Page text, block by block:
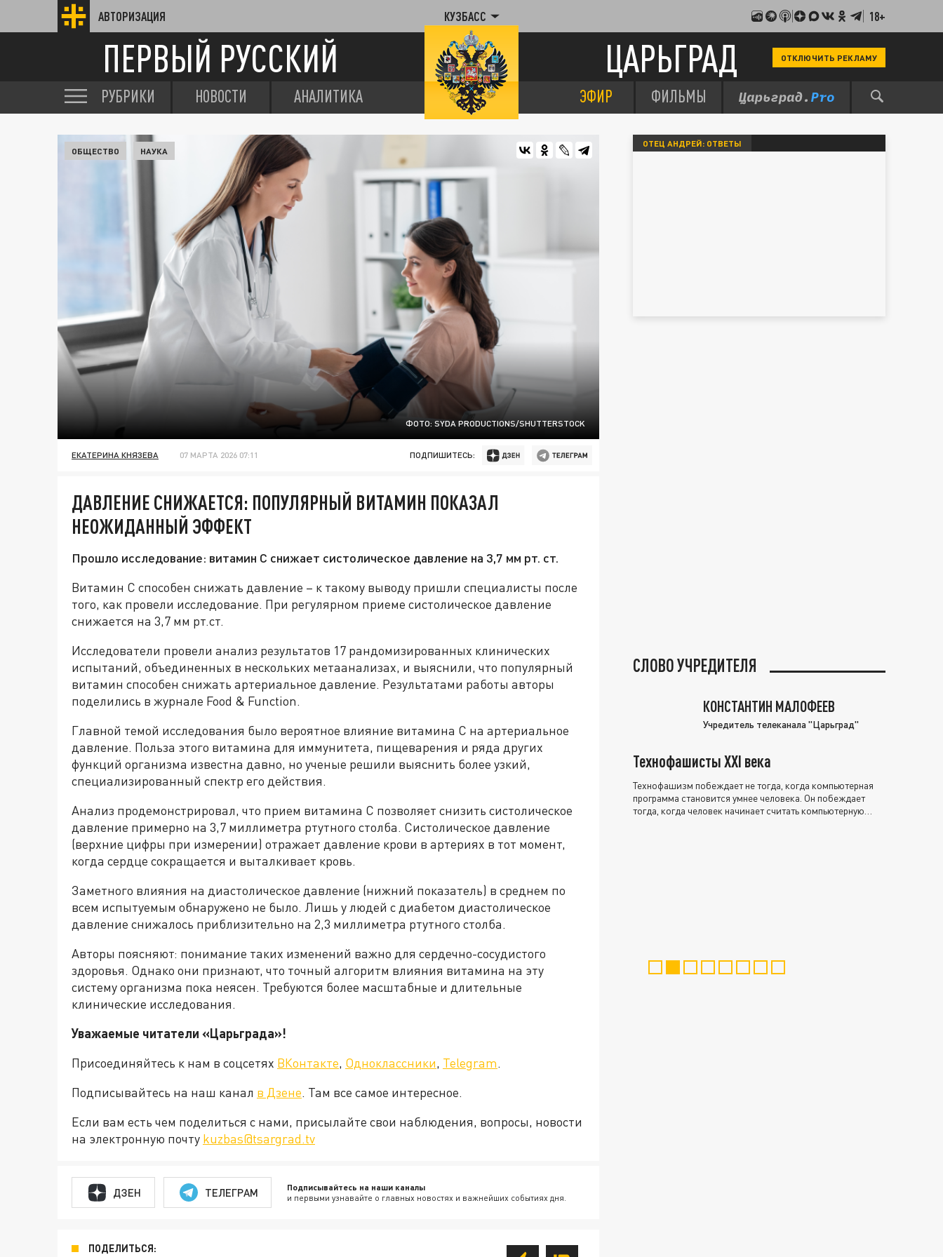
АВТОРИЗАЦИЯ КУЗБАСС 18+
ПЕРВЫЙ РУССКИЙ ЦАРЬГРАД ОТКЛЮЧИТЬ РЕКЛАМУ
РУБРИКИ НОВОСТИ АНАЛИТИКА ЭФИР ФИЛЬМЫ
ФОТО: SYDA PRODUCTIONS/SHUTTERSTOCK
ОБЩЕСТВО НАУКА
ЕКАТЕРИНА КНЯЗЕВА 07 МАРТА 2026 07:11 ПОДПИШИТЕСЬ:
ДАВЛЕНИЕ СНИЖАЕТСЯ: ПОПУЛЯРНЫЙ ВИТАМИН ПОКАЗАЛ
НЕОЖИДАННЫЙ ЭФФЕКТ
Прошло исследование: витамин С снижает систолическое давление на 3,7 мм рт. ст.
Витамин С способен снижать давление – к такому выводу пришли специалисты после
того, как провели исследование. При регулярном приеме систолическое давление
снижается на 3,7 мм рт.ст.
Исследователи провели анализ результатов 17 рандомизированных клинических
испытаний, объединенных в нескольких метаанализах, и выяснили, что популярный
витамин способен снижать артериальное давление. Результатами работы авторы
поделились в журнале Food & Function.
Главной темой исследования было вероятное влияние витамина С на артериальное
давление. Польза этого витамина для иммунитета, пищеварения и ряда других
функций организма известна давно, но ученые решили выяснить более узкий,
специализированный спектр его действия.
Анализ продемонстрировал, что прием витамина С позволяет снизить систолическое
давление примерно на 3,7 миллиметра ртутного столба. Систолическое давление
(верхние цифры при измерении) отражает давление крови в артериях в тот момент,
когда сердце сокращается и выталкивает кровь.
Заметного влияния на диастолическое давление (нижний показатель) в среднем по
всем испытуемым обнаружено не было. Лишь у людей с диабетом диастолическое
давление снижалось приблизительно на 2,3 миллиметра ртутного столба.
Авторы поясняют: понимание таких изменений важно для сердечно-сосудистого
здоровья. Однако они признают, что точный алгоритм влияния витамина на эту
систему организма пока неясен. Требуются более масштабные и длительные
клинические исследования.
Уважаемые читатели «Царьграда»!
Присоединяйтесь к нам в соцсетях ВКонтакте, Одноклассники, Telegram.
Подписывайтесь на наш канал в Дзене. Там все самое интересное.
Если вам есть чем поделиться с нами, присылайте свои наблюдения, вопросы, новости
на электронную почту kuzbas@tsargrad.tv
ДЗЕН ТЕЛЕГРАМ Подписывайтесь на наши каналы
и первыми узнавайте о главных новостях и важнейших событиях дня.
ПОДЕЛИТЬСЯ:
ОТЕЦ АНДРЕЙ: ОТВЕТЫ
СЛОВО УЧРЕДИТЕЛЯ
КОНСТАНТИН МАЛОФЕЕВ
Учредитель телеканала "Царьград"
Технофашисты XXI века
Технофашизм побеждает не тогда, когда компьютерная
программа становится умнее человека. Он побеждает
тогда, когда человек начинает считать компьютерную